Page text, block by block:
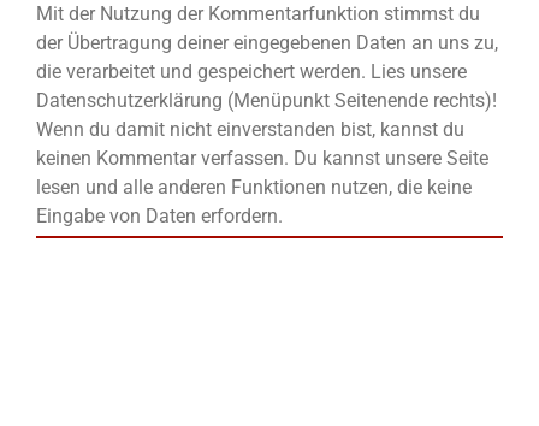
Mit der Nutzung der Kommentarfunktion stimmst du
der Übertragung deiner eingegebenen Daten an uns zu,
die verarbeitet und gespeichert werden. Lies unsere
Datenschutzerklärung (Menüpunkt Seitenende rechts)!
Wenn du damit nicht einverstanden bist, kannst du
keinen Kommentar verfassen. Du kannst unsere Seite
lesen und alle anderen Funktionen nutzen, die keine
Eingabe von Daten erfordern.